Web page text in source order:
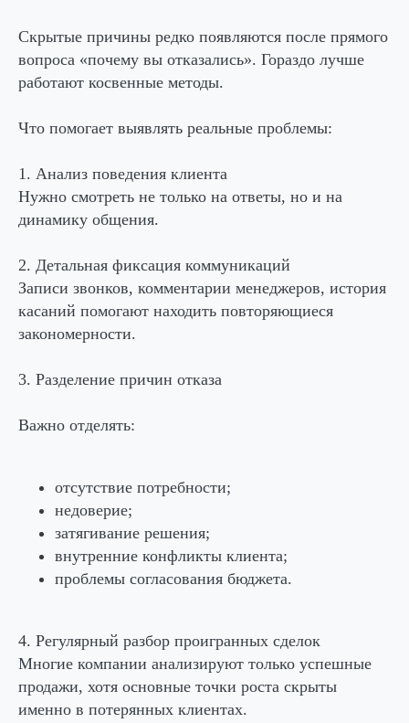
Скрытые причины редко появляются после прямого
вопроса «почему вы отказались». Гораздо лучше
работают косвенные методы.
Что помогает выявлять реальные проблемы:
1. Анализ поведения клиента
Нужно смотреть не только на ответы, но и на
динамику общения.
2. Детальная фиксация коммуникаций
Записи звонков, комментарии менеджеров, история
касаний помогают находить повторяющиеся
закономерности.
3. Разделение причин отказа
Важно отделять:
отсутствие потребности;
недоверие;
затягивание решения;
внутренние конфликты клиента;
проблемы согласования бюджета.
4. Регулярный разбор проигранных сделок
Многие компании анализируют только успешные
продажи, хотя основные точки роста скрыты
именно в потерянных клиентах.